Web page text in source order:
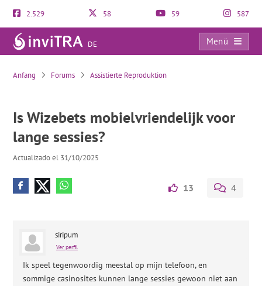
2.529 58 59 587
DE
Menü
Is Wizebets mobielvriendelijk voor lange sessies?
Anfang Forums Assistierte Reproduktion
Is Wizebets mobielvriendelijk voor
lange sessies?
Actualizado el 31/10/2025
13 4
siripum
Ver perfil
Ik speel tegenwoordig meestal op mijn telefoon, en
sommige casinosites kunnen lange sessies gewoon niet aan